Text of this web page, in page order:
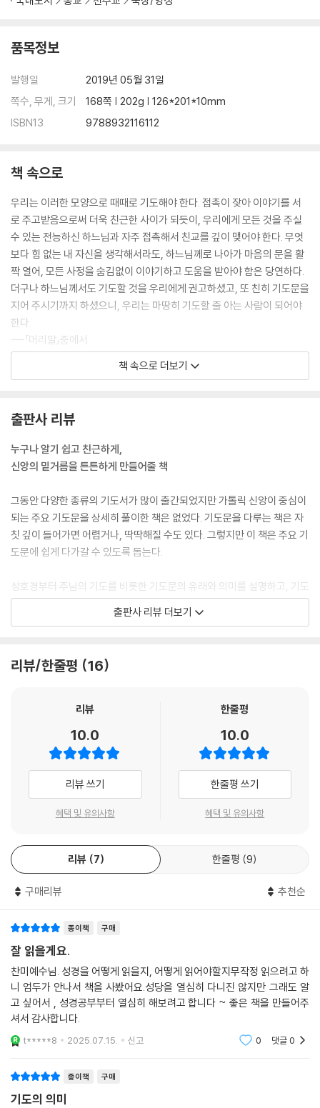
품목정보
발행일
2019년 05월 31일
쪽수, 무게, 크기
168쪽 | 202g | 126*201*10mm
ISBN13
9788932116112
책 속으로
우리는 이러한 모양으로 때때로 기도해야 한다. 접촉이 잦아 이야기를 서
로 주고받음으로써 더욱 친근한 사이가 되듯이, 우리에게 모든 것을 주실
수 있는 전능하신 하느님과 자주 접촉해서 친교를 깊이 맺어야 한다. 무엇
보다 힘 없는 내 자신을 생각해서라도, 하느님께로 나아가 마음의 문을 활
짝 열어, 모든 사정을 숨김없이 이야기하고 도움을 받아야 함은 당연하다.
더구나 하느님께서도 기도할 것을 우리에게 권고하셨고, 또 친히 기도문을
지어 주시기까지 하셨으니, 우리는 마땅히 기도할 줄 아는 사람이 되어야
한다.
---「머리말」중에서
“보편된 교회”란 서양 사람이나 동양 사람이나, 세상 모든 사람이 다 믿을
는 모든 이가 믿어야 하는 보편된 교회임을 우리는 믿는다.
---「사도 신경」중에서
니며, 그것이 우리 구미에 맞기 때문도 아니다. 오직 하느님께서는 거짓을
말할 수 없는, 진실하신 분이시기 때문에 그 진실의 권위 앞에 머리를 숙이
는 것이다. 이것이 곧 믿음이다.
---「신덕송」중에서
우리가 받은 생명도 우리가 누리는 세상의 모든 것도 하느님이 주신 것이
다. 우리가 오늘 하루를 산다는 것도 모두가 하느님의 은혜이다. 오늘 먹은
이 음식이 새 생명을 위해서 필요한 바, 이 모든 것은 주님이 주신 것이니
감사해야 한다. 바오로 사도는 이렇게 말하였다. “말이든 행동이든 무엇이
드리십시오.”(콜로 3,17)
우리가 창조된 목적은 주님의 뜻에 따라 행동하고 참으로 영원한 주님의
나라를 차지하는 것이다. 우리의 전 존재가 주님의 것이기에 주님의 가르
침대로 살아야 한다. 성경에서는 가장 귀중한 계명이 주님을 사랑하고 사
람을 사랑하는 것이라고 한다. 그래서 아침 기도에 주님의 귀한 뜻을 되새
기기 위해서 “주님을 섬기고 사람을 도우라”라는 기도로 시작한다.
---「아침 기도」중에서
책 속으로 더보기
출판사 리뷰
누구나 알기 쉽고 친근하게,
신앙의 밑거름을 튼튼하게 만들어줄 책
그동안 다양한 종류의 기도서가 많이 출간되었지만 가톨릭 신앙이 중심이
되는 주요 기도문을 상세히 풀이한 책은 없었다. 기도문을 다루는 책은 자
칫 깊이 들어가면 어렵거나, 딱딱해질 수도 있다. 그렇지만 이 책은 주요 기
도문에 쉽게 다가갈 수 있도록 돕는다.
성호경부터 주님의 기도를 비롯한 기도문의 유래와 의미를 설명하고, 기도
문의 한 구절, 한 구절을 풀이한다. 하지만 단순히 거기에서 그치지 않고,
그것을 바탕으로 어떻게 기도해야 하는지도 세심히 짚어 준다. 또한, 우리
는 실제적인 도움을 받을 수 있도록 안내하고 있다. 묵주 기도 역시도 각 단
지막에는 성모님께 바치는 기도문을 삽입함으로서 성모 신심의 결정체인
묵주 기도를 더 깊이 있게 바칠 수 있도록 한다. 예비 신자들이 가장 어렵고
낯설게 느끼는 고해성사 역시도 차분한 마음으로 성찰할 수 있도록 돕는
다. 고해성사를 바치는 방법 외에도 고해성사 전 어떤 마음으로 성찰에 임
해야 하는지도 친절히 알려 준다. 그러므로 이 책을 읽어나가다 보면 예비
이다.
깊고 폭넓게 만나는 ‘주요 기도문’
에 다가올 수 있도록 한다. 하지만 이 책이 예비 신자만을 대상으로 한 책은
아니다. 세례를 받은 신자들 역시도 기도문의 의미와 뜻을 되새기며 신앙
생활에 새로운 힘을 얻을 수 있다. 이미 알고 있고, 익숙해진 탓에 기도의
의미와 뜻을 되새기며 묵상하기는 어렵기 때문이다. 모든 기도문의 뜻을
다 알기란 쉽지 않지만, 그 뜻과 의미를 알고 바칠 때 느껴지는 기쁨은 더욱
클 것이다. 이 책을 통하여 기도 안에 머무르시는 하느님을 만나게 됨으로
써 그분께로 가는 여정에 작은 발돋움이 될 것이라 기대한다.
이 바치는 간단한 기도문조차 그 뜻을 모른다면, 뜻 모르고 바치는 그 기도
가 어떻게 될 것입니까? 뜻을 알고 기도를 바치는 사람과 뜻도 모르고 바치
출판사 리뷰 더보기
리뷰/한줄평 16
리뷰
10.0
리뷰 쓰기
혜택 및 유의사항
한줄평
10.0
한줄평 쓰기
혜택 및 유의사항
리뷰 7 한줄평 9
구매리뷰 추천순
종이책 구매
잘 읽을게요.
찬미예수님. 성경을 어떻게 읽을지, 어떻게 읽어야할지무작정 읽으려고 하
니 엄두가 안나서 책을 사봤어요.성당을 열심히 다니진 않지만 그래도 알
고 싶어서 , 성경공부부터 열심히 해보려고 합니다 ~ 좋은 책을 만들어주
셔서 감사합니다.
t*****8 2025.07.15. 신고 0 댓글0
종이책 구매
기도의 의미